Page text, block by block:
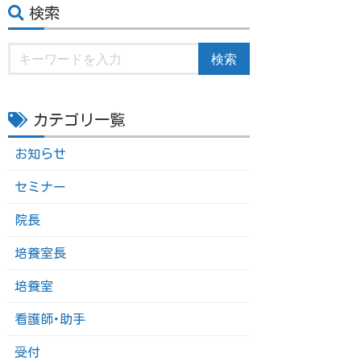
検索
検索
カテゴリ一覧
お知らせ
セミナー
院長
培養室長
培養室
看護師･助手
受付